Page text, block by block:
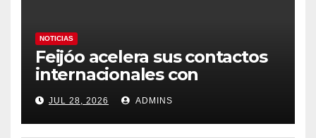
NOTICIAS
Feijóo acelera sus contactos
internacionales con
Latinoamérica como socio
prioritario en su agenda de
gobierno
JUL 28, 2026 ADMINS